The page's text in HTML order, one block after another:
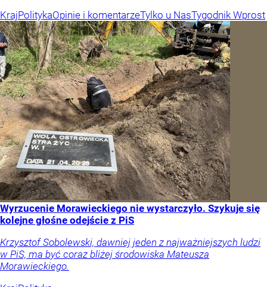
KrajPolitykaOpinie i komentarzeTylko u NasTygodnik Wprost
Wyrzucenie Morawieckiego nie wystarczyło. Szykuje się
kolejne głośne odejście z PiS
Krzysztof Sobolewski, dawniej jeden z najważniejszych ludzi
w PiS, ma być coraz bliżej środowiska Mateusza
Morawieckiego.